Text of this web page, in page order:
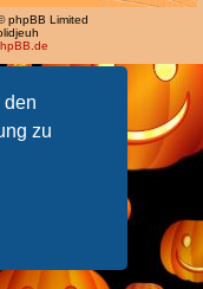
den
zu
phpBB Limited